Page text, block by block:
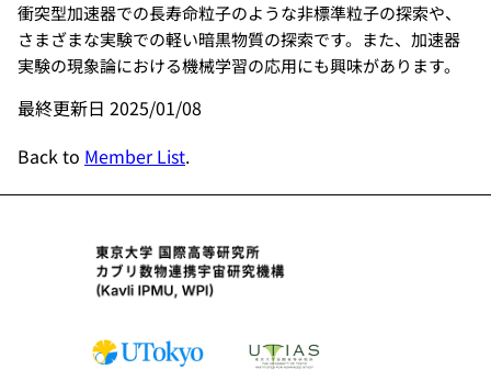
衝突型加速器での長寿命粒子のような非標準粒子の探索や、
さまざまな実験での軽い暗黒物質の探索です。また、加速器
実験の現象論における機械学習の応用にも興味があります。
最終更新日 2025/01/08
Back to Member List.